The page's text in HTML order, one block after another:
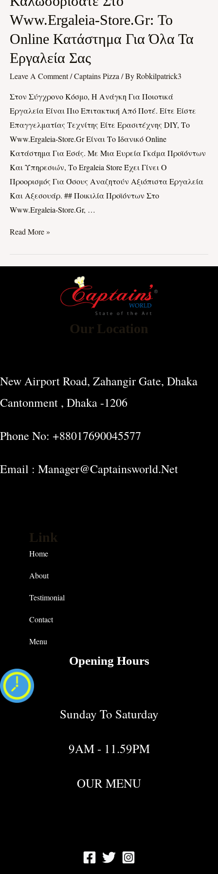
Www.ergaleia-Store.gr: Το
Online Κατάστημα Για Όλα Τα
Εργαλεία Σας
Leave A Comment/Captains Pizza / ByRobkilpatrick3
Στον Σύγχρονο Κόσμο, Η Ανάγκη Για Ποιοτικά
Εργαλεία Είναι Πιο Επιτακτική Από Ποτέ. Είτε Είστε
Επαγγελματίας Τεχνίτης Είτε Ερασιτέχνης DIY, Το
Www.ergaleia-Store.gr Είναι Το Ιδανικό Online
Κατάστημα Για Εσάς. Με Μια Ευρεία Γκάμα Προϊόντων
Και Υπηρεσιών, Το Ergaleia Store Έχει Γίνει Ο
Προορισμός Για Όσους Αναζητούν Αξιόπιστα Εργαλεία
Και Αξεσουάρ. ## Ποικιλία Προϊόντων Στο
Www.ergaleia-Store.gr, …
Www.ergaleia-
Store.gr:
Το
Online
Κατάστημα
Για
Όλα
Τα
Εργαλεία
Σας
Read More »
Our Location
New Airport Road, Zahangir Gate, Dhaka
Cantonment , Dhaka -1206
Phone No: +88017690045577
Email : Manager@captainsworld.net
Link
Home
About
Testimonial
Contact
Menu
Opening Hours
Sunday To Saturday
9AM - 11.59PM
OUR MENU